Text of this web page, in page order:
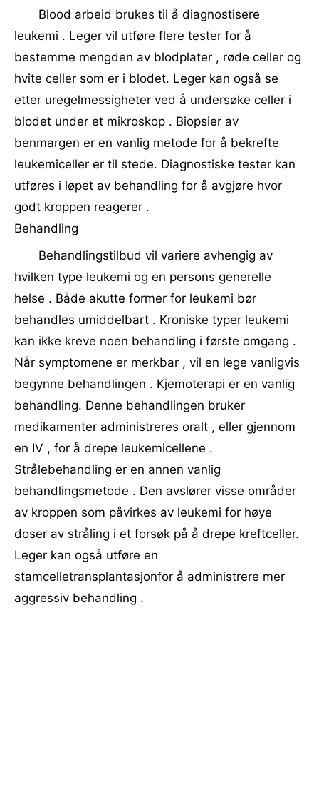
Blood arbeid brukes til å diagnostisere
leukemi . Leger vil utføre flere tester for å
bestemme mengden av blodplater , røde celler og
hvite celler som er i blodet. Leger kan også se
etter uregelmessigheter ved å undersøke celler i
blodet under et mikroskop . Biopsier av
benmargen er en vanlig metode for å bekrefte
leukemiceller er til stede. Diagnostiske tester kan
utføres i løpet av behandling for å avgjøre hvor
godt kroppen reagerer .
Behandling
Behandlingstilbud vil variere avhengig av
hvilken type leukemi og en persons generelle
helse . Både akutte former for leukemi bør
behandles umiddelbart . Kroniske typer leukemi
kan ikke kreve noen behandling i første omgang .
Når symptomene er merkbar , vil en lege vanligvis
begynne behandlingen . Kjemoterapi er en vanlig
behandling. Denne behandlingen bruker
medikamenter administreres oralt , eller gjennom
en IV , for å drepe leukemicellene .
Strålebehandling er en annen vanlig
behandlingsmetode . Den avslører visse områder
av kroppen som påvirkes av leukemi for høye
doser av stråling i et forsøk på å drepe kreftceller.
Leger kan også utføre en
stamcelletransplantasjonfor å administrere mer
aggressiv behandling .